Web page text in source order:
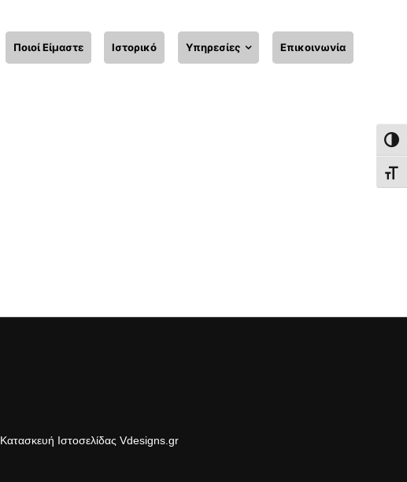
Ποιοί Είμαστε Ιστορικό Υπηρεσίες Επικοινωνία
Κατασκευή Ιστοσελίδας Vdesigns.gr